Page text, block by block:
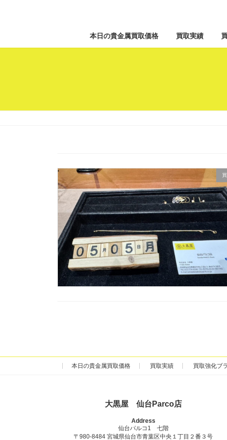
本日の貴金属買取価格 買取実績
本日の貴金属買取価格 買取実績 買取強化ブ
大黒屋 仙台Parco店
Address
仙台パルコ1 七階
〒980-8484 宮城県仙台市青葉区中央１丁目２番３号